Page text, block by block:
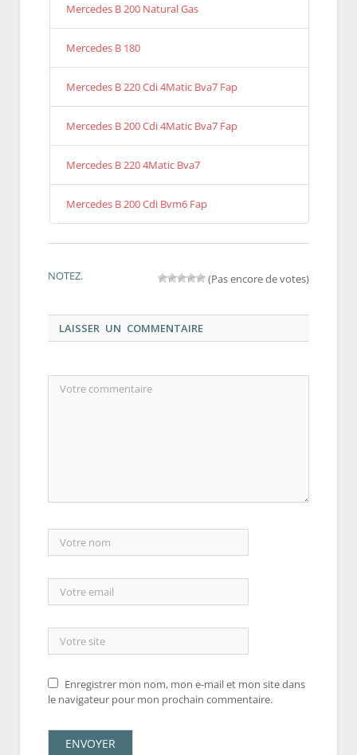
Mercedes B 200 Natural Gas
Mercedes B 180
Mercedes B 220 Cdi 4Matic Bva7 Fap
Mercedes B 200 Cdi 4Matic Bva7 Fap
Mercedes B 220 4Matic Bva7
Mercedes B 200 Cdi Bvm6 Fap
NOTEZ. (Pas encore de votes)
LAISSER UN COMMENTAIRE
Enregistrer mon nom, mon e-mail et mon site dans
le navigateur pour mon prochain commentaire.